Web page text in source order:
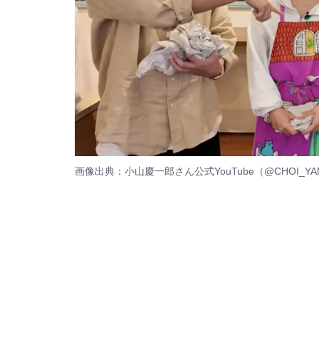
画像出典：小山慶一郎さん公式YouTube（